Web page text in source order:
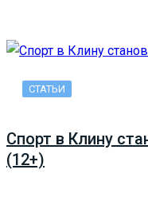
СТАТЬИ
Спорт в Клину
(12+)